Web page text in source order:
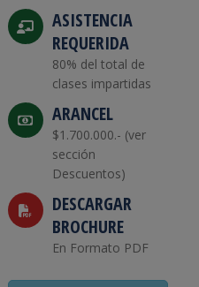
ASISTENCIA
REQUERIDA
80% del total de
clases impartidas
ARANCEL
$1.700.000.- (ver
sección
Descuentos)
DESCARGAR
BROCHURE
En Formato PDF